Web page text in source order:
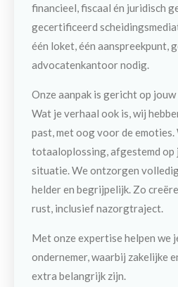
financieel, fiscaal én juridisch
gecertificeerd
één loket, één aanspreekpunt,
advocatenkantoor nodig.
Onze aanpak is gericht op
Wat je verhaal ook is, wij
past, metoog voor de emoties.
totaaloplossing, afgestemd op
situatie. We ontzorgen
helder en begrijpelijk. Zo
rust, inclusief nazorgtraject.
Met onze expertise helpen we
ondernemer, waarbij zakelijke
extra belangrijk zijn.